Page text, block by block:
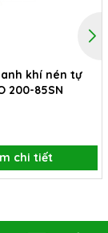
khí nén tự
200-85SN
chi tiết